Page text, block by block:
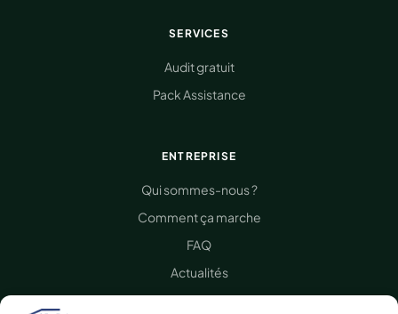
SERVICES
Audit gratuit
Pack Assistance
ENTREPRISE
Qui sommes-nous ?
Comment ça marche
FAQ
Actualités
Presse